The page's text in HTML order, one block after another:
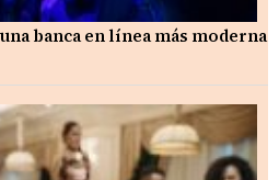
banca en línea más moderna